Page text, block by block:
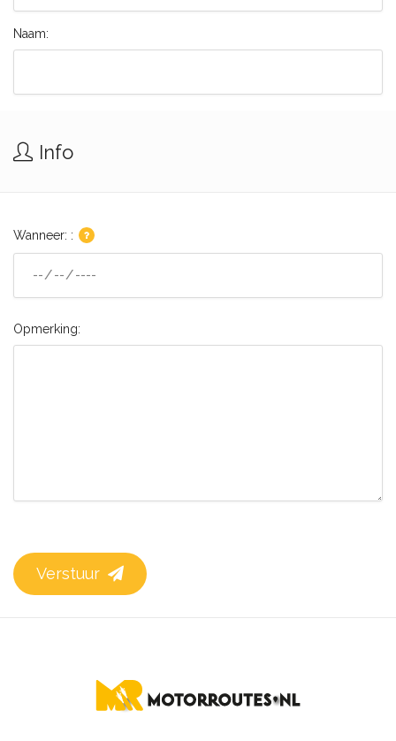
Naam:
Info
Wanneer: :
Opmerking:
Verstuur